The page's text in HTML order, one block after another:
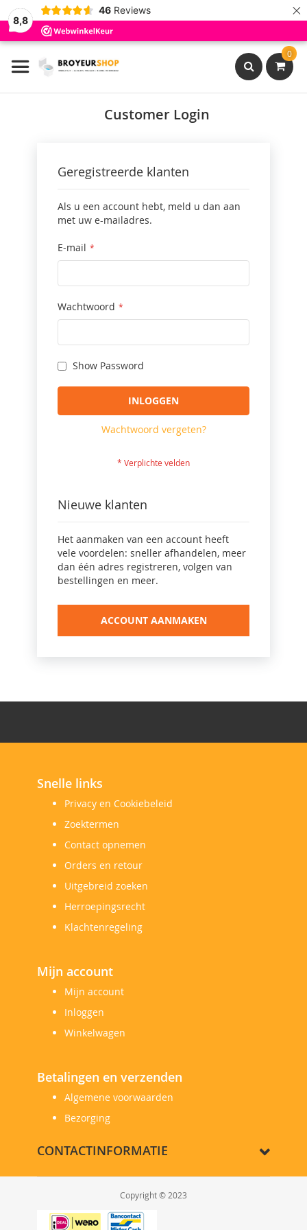
8,8
46 Reviews ×
Ga
naar
de
0
Search
Customer Login
Geregistreerde klanten
Als u een account hebt, meld u dan aan
met uw e-mailadres.
E-mail
Wachtwoord
Show Password
INLOGGEN
Wachtwoord vergeten?
Nieuwe klanten
Het aanmaken van een account heeft
vele voordelen: sneller afhandelen, meer
dan één adres registreren, volgen van
bestellingen en meer.
ACCOUNT AANMAKEN
Snelle links
Privacy en Cookiebeleid
Zoektermen
Contact opnemen
Orders en retour
Uitgebreid zoeken
Herroepingsrecht
Klachtenregeling
Mijn account
Mijn account
Inloggen
Winkelwagen
Betalingen en verzenden
Algemene voorwaarden
Bezorging
CONTACTINFORMATIE
Copyright © 2023